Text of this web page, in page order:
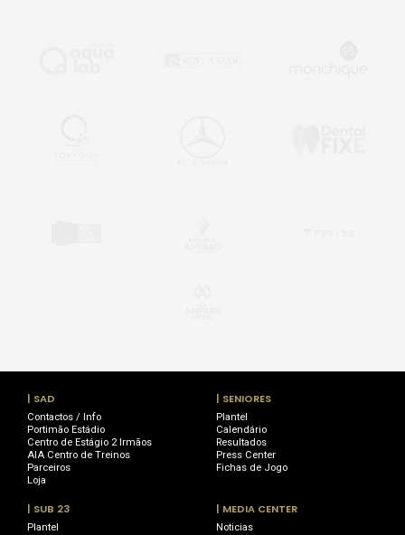
| SAD
Contactos / Info
Portimão Estádio
Centro de Estágio 2 Irmãos
AIA Centro de Treinos
Parceiros
Loja
| SENIORES
Plantel
Calendário
Resultados
Press Center
Fichas de Jogo
| SUB 23
Plantel
| MEDIA CENTER
Noticias